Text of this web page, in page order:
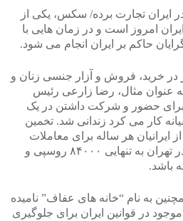
ایران تجارت برده/ سکس، یکی از
امروز است و در زمان هایی با
حاکم بر ایران انجام می شود.
در خرید، فروش و آزار جنسی زنان و
عنوان مثال، رضا زارعی رئیس
پلیس تهران، در سال ۲۰۰۸ برای حضور و شرکت داشتن در یک
کار می کرد زندانی شد. تخمین
ایرانیان هر ساله برای معاملات
جنسی فروخته می شوند و در تهران به تنهایی ۸۴۰۰۰ روسپی و
به نام “خانه های عفاف” نامیده
در قوانین ایران برای جلوگیری